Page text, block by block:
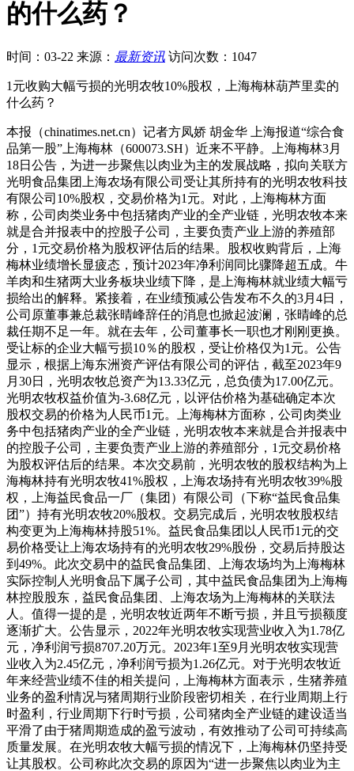
的什么药？
时间：03-22 来源： 最新资讯 访问次数：1047
1元收购大幅亏损的光明农牧10%股权，上海梅林葫芦里卖的
什么药？
本报（chinatimes.net.cn）记者方凤娇 胡金华 上海报道“综合食
品第一股”上海梅林（600073.SH）近来不平静。上海梅林3月
18日公告，为进一步聚焦以肉业为主的发展战略，拟向关联方
光明食品集团上海农场有限公司受让其所持有的光明农牧科技
有限公司10%股权，交易价格为1元。对此，上海梅林方面
称，公司肉类业务中包括猪肉产业的全产业链，光明农牧本来
就是合并报表中的控股子公司，主要负责产业上游的养殖部
分，1元交易价格为股权评估后的结果。股权收购背后，上海
梅林业绩增长显疲态，预计2023年净利润同比骤降超五成。牛
羊肉和生猪两大业务板块业绩下降，是上海梅林就业绩大幅亏
损给出的解释。紧接着，在业绩预减公告发布不久的3月4日，
公司原董事兼总裁张晴峰辞任的消息也掀起波澜，张晴峰的总
裁任期不足一年。就在去年，公司董事长一职也才刚刚更换。
受让标的企业大幅亏损10％的股权，受让价格仅为1元。公告
显示，根据上海东洲资产评估有限公司的评估，截至2023年9
月30日，光明农牧总资产为13.33亿元，总负债为17.00亿元。
光明农牧权益价值为-3.68亿元，以评估价格为基础确定本次
股权交易的价格为人民币1元。上海梅林方面称，公司肉类业
务中包括猪肉产业的全产业链，光明农牧本来就是合并报表中
的控股子公司，主要负责产业上游的养殖部分，1元交易价格
为股权评估后的结果。本次交易前，光明农牧的股权结构为上
海梅林持有光明农牧41%股权，上海农场持有光明农牧39%股
权，上海益民食品一厂（集团）有限公司（下称“益民食品集
团”）持有光明农牧20%股权。交易完成后，光明农牧股权结
构变更为上海梅林持股51%。益民食品集团以人民币1元的交
易价格受让上海农场持有的光明农牧29%股份，交易后持股达
到49%。此次交易中的益民食品集团、上海农场均为上海梅林
实际控制人光明食品下属子公司，其中益民食品集团为上海梅
林控股股东，益民食品集团、上海农场为上海梅林的关联法
人。值得一提的是，光明农牧近两年不断亏损，并且亏损额度
逐渐扩大。公告显示，2022年光明农牧实现营业收入为1.78亿
元，净利润亏损8707.20万元。2023年1至9月光明农牧实现营
业收入为2.45亿元，净利润亏损为1.26亿元。对于光明农牧近
年来经营业绩不佳的相关提问，上海梅林方面表示，生猪养殖
业务的盈利情况与猪周期行业阶段密切相关，在行业周期上行
时盈利，行业周期下行时亏损，公司猪肉全产业链的建设适当
平滑了由于猪周期造成的盈亏波动，有效推动了公司可持续高
质量发展。在光明农牧大幅亏损的情况下，上海梅林仍坚持受
让其股权。公司称此次交易的原因为“进一步聚焦以肉业为主